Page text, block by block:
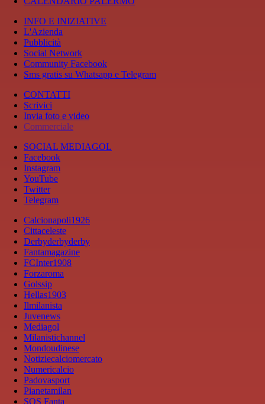
INFO E INIZIATIVE
L'Azienda
Pubblicità
Social Network
Community Facebook
Sms gratis su Whatsapp e Telegram
CONTATTI
Scrivici
Invia foto e video
Commerciale
SOCIAL MEDIAGOL
Facebook
Instagram
YouTube
Twitter
Telegram
Calcionapoli1926
Cittaceleste
Derbyderbyderby
Fantamagazine
FCInter1908
Forzaroma
Golssip
Hellas1903
Ilmilanista
Juvenews
Mediagol
Milanistichannel
Mondoudinese
Notiziecalciomercato
Numericalcio
Padovasport
Pianetamilan
SOS Fanta